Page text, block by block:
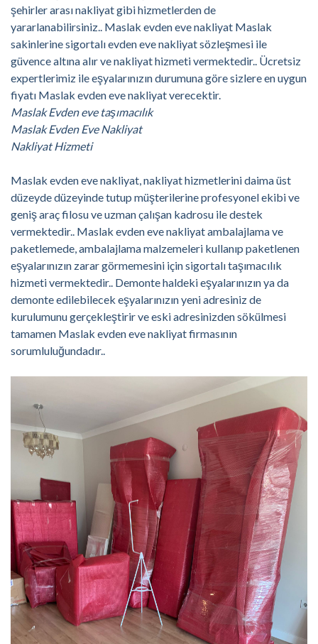
şehirler arası nakliyat gibi hizmetlerden de
yararlanabilirsiniz.. Maslak evden eve nakliyat Maslak
sakinlerine sigortalı evden eve nakliyat sözleşmesi ile
güvence altına alır ve nakliyat hizmeti vermektedir.. Ücretsiz
expertlerimiz ile eşyalarınızın durumuna göre sizlere en uygun
fiyatı Maslak evden eve nakliyat verecektir.
Maslak Evden eve taşımacılık
Maslak Evden Eve Nakliyat
Nakliyat Hizmeti
Maslak evden eve nakliyat, nakliyat hizmetlerini daima üst
düzeyde düzeyinde tutup müşterilerine profesyonel ekibi ve
geniş araç filosu ve uzman çalışan kadrosu ile destek
vermektedir.. Maslak evden eve nakliyat ambalajlama ve
paketlemede, ambalajlama malzemeleri kullanıp paketlenen
eşyalarınızın zarar görmemesini için sigortalı taşımacılık
hizmeti vermektedir.. Demonte haldeki eşyalarınızın ya da
demonte edilebilecek eşyalarınızın yeni adresiniz de
kurulumunu gerçekleştirir ve eski adresinizden sökülmesi
tamamen Maslak evden eve nakliyat firmasının
sorumluluğundadır..